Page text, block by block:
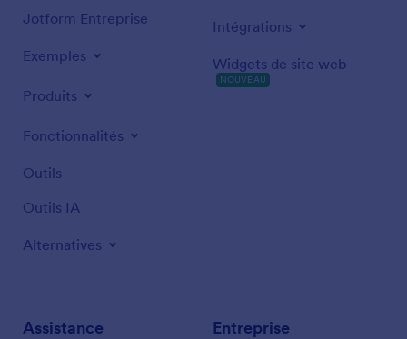
Jotform Entreprise
Exemples
Produits
Fonctionnalités
Outils
Outils IA
Alternatives
Intégrations
Widgets de site web
NOUVEAU
Assistance Entreprise